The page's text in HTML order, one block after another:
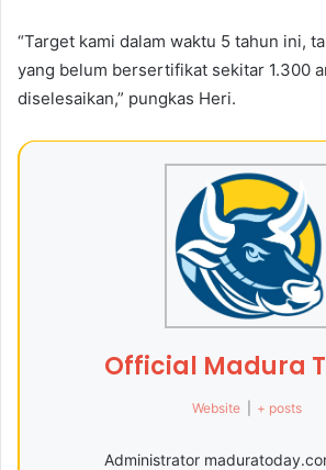
“Target kami dalam waktu 5 tahun ini,
yang belum bersertifikat sekitar 1.300
diselesaikan,” pungkas Heri.
Official Madura
Website + posts
Administrator